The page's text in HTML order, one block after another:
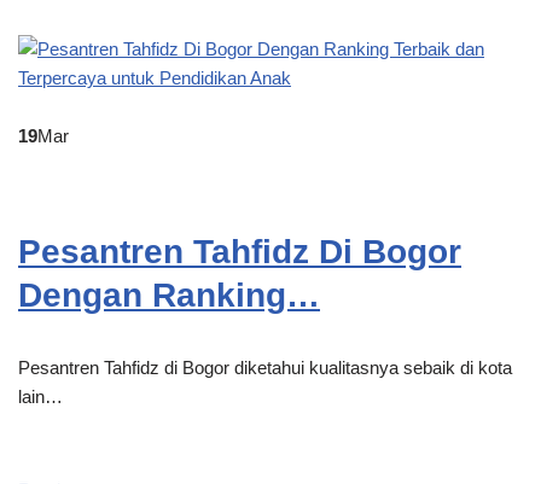
19Mar
Pesantren Tahfidz Di Bogor
Dengan Ranking…
Pesantren Tahfidz di Bogor diketahui kualitasnya sebaik di kota
lain…